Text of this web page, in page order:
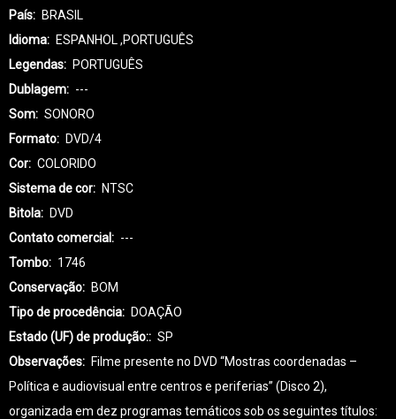
País
BRASIL
Idioma
ESPANHOL ,PORTUGUÊS
Legendas
PORTUGUÊS
Dublagem
---
Som
SONORO
Formato
DVD/4
Cor
COLORIDO
Sistema de cor
NTSC
Bitola
DVD
Contato comercial
---
Tombo
1746
Conservação
BOM
Tipo de procedência
DOAÇÃO
Estado (UF) de produção:
SP
Observações
Filme presente no DVD “Mostras coordenadas –
Política e audiovisual entre centros e periferias” (Disco 2),
organizada em dez programas temáticos sob os seguintes títulos: